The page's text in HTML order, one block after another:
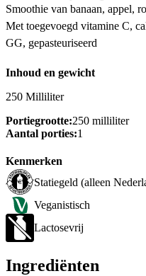
Smoothie van banaan, appel,
Met toegevoegd vitamine C,
GG, gepasteuriseerd
Inhoud en gewicht
250 Milliliter
Portiegrootte:250 milliliter
Aantal porties:1
Kenmerken
Statiegeld (alleen
Veganistisch
Lactosevrij
Ingrediënten